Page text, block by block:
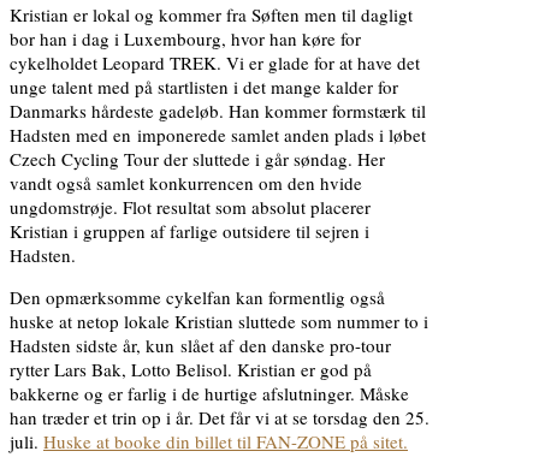
Kristian er lokal og kommer fra Søften men til dagligt
bor han i dag i Luxembourg, hvor han køre for
cykelholdet Leopard TREK. Vi er glade for at have det
unge talent med på startlisten i det mange kalder for
Danmarks hårdeste gadeløb. Han kommer formstærk til
Hadsten med en imponerede samlet anden plads i løbet
Czech Cycling Tour der sluttede i går søndag. Her
vandt også samlet konkurrencen om den hvide
ungdomstrøje. Flot resultat som absolut placerer
Kristian i gruppen af farlige outsidere til sejren i
Hadsten.
Den opmærksomme cykelfan kan formentlig også
huske at netop lokale Kristian sluttede som nummer to i
Hadsten sidste år, kun slået af den danske pro-tour
rytter Lars Bak, Lotto Belisol. Kristian er god på
bakkerne og er farlig i de hurtige afslutninger. Måske
han træder et trin op i år. Det får vi at se torsdag den 25.
juli. Huske at booke din billet til FAN-ZONE på sitet.